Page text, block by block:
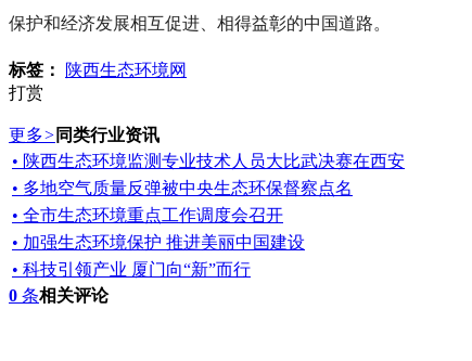
保护和经济发展相互促进、相得益彰的中国道路。
标签：
陕西生态环境网
打赏
更多> 同类行业资讯
• 陕西生态环境监测专业技术人员大比武决赛在西安
• 多地空气质量反弹被中央生态环保督察点名
• 全市生态环境重点工作调度会召开
• 加强生态环境保护 推进美丽中国建设
• 科技引领产业 厦门向“新”而行
0 条相关评论